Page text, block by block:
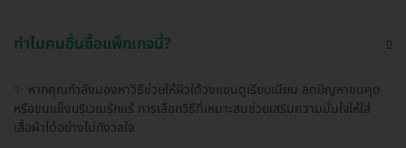
ทำไมคนอื่นซื้อแพ็กเกจนี้?
✨ หากคุณกำลังมองหาวิธีช่วยให้ผิวใต้วงแขนดูเรียบเนียน ลดปัญหาขนคุด
หรือขนแข็งบริเวณรักแร้ การเลือกวิธีที่เหมาะสมช่วยเสริมความมั่นใจให้ใส่
เสื้อผ้าได้อย่างไม่กังวลใจ